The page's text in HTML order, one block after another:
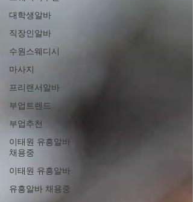
대학생알바
직장인알바
수원스웨디시
마사지
프리랜서알바
부업트렌드
부업추천
이태원 유흥알바
채용중
이태원 유흥알바
유흥알바 채용중